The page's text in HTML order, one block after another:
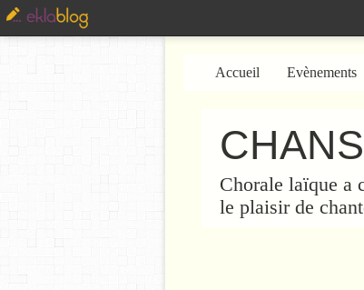
Chorale laïque a
le plaisir de
Accueil Evènements